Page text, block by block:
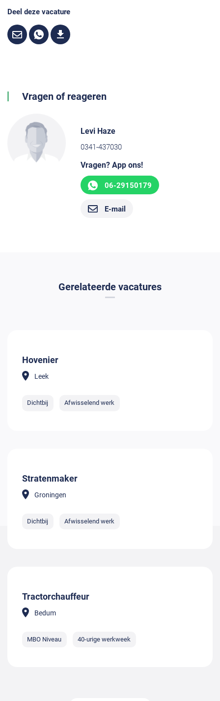
Deel deze vacature
Vragen of reageren
Levi Haze
0341-437030
Vragen? App ons!
06-29150179
E-mail
Gerelateerde vacatures
Hovenier
Leek
Dichtbij Afwisselend werk
Stratenmaker
Groningen
Dichtbij Afwisselend werk
Tractorchauffeur
Bedum
MBO Niveau 40-urige werkweek